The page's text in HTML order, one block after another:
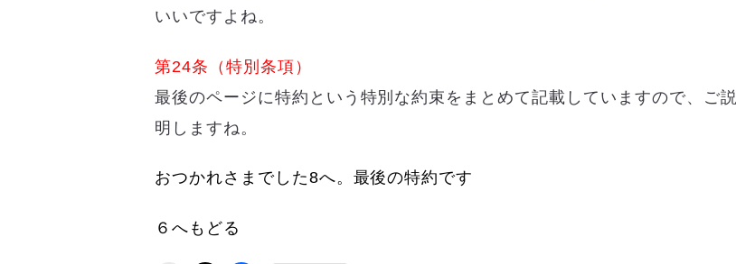
いいですよね。
第24条（特別条項）
最後のページに特約という特別な約束をまとめて記載していますので、ご説
明しますね。
おつかれさまでした8へ。最後の特約です
６へもどる